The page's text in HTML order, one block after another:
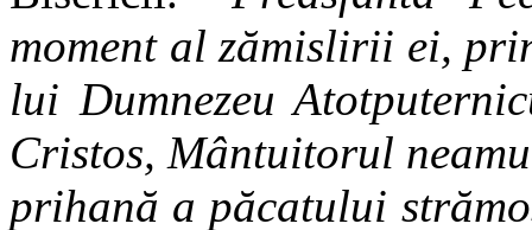
moment al zămislirii ei,
lui Dumnezeu
Cristos, Mântuitorul
prihană a păcatului